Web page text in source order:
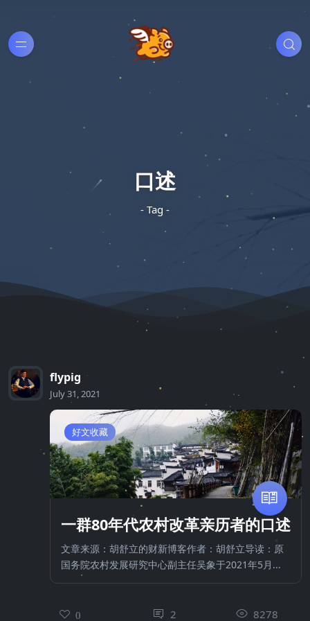
口述
- Tag -
flypig
July 31, 2021
好文收藏
一群80年代农村改革亲历者的口述
文章来源：胡舒立的财新博客作者：胡舒立导读：原
国务院农村发展研究中心副主任吴象于2021年5月...
0 2 8278